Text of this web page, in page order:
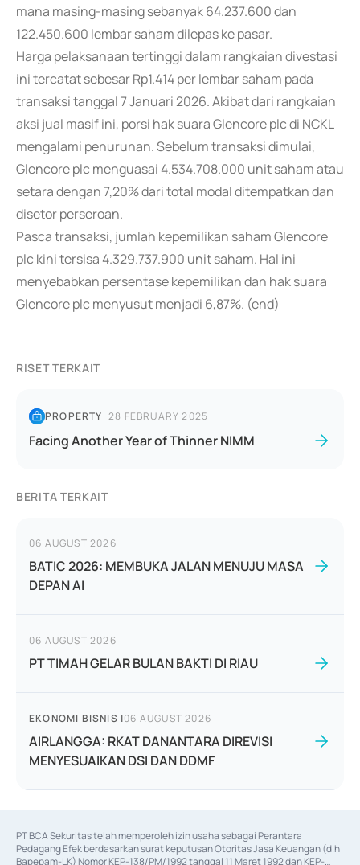
mana masing-masing sebanyak 64.237.600 dan
122.450.600 lembar saham dilepas ke pasar.
Harga pelaksanaan tertinggi dalam rangkaian divestasi
ini tercatat sebesar Rp1.414 per lembar saham pada
transaksi tanggal 7 Januari 2026. Akibat dari rangkaian
aksi jual masif ini, porsi hak suara Glencore plc di NCKL
mengalami penurunan. Sebelum transaksi dimulai,
Glencore plc menguasai 4.534.708.000 unit saham atau
setara dengan 7,20% dari total modal ditempatkan dan
disetor perseroan.
Pasca transaksi, jumlah kepemilikan saham Glencore
plc kini tersisa 4.329.737.900 unit saham. Hal ini
menyebabkan persentase kepemilikan dan hak suara
Glencore plc menyusut menjadi 6,87%. (end)
RISET TERKAIT
PROPERTY|28 FEBRUARY 2025
Facing Another Year of Thinner NIMM
BERITA TERKAIT
06 AUGUST 2026
BATIC 2026: MEMBUKA JALAN MENUJU MASA
DEPAN AI
06 AUGUST 2026
PT TIMAH GELAR BULAN BAKTI DI RIAU
EKONOMI BISNIS |06 AUGUST 2026
AIRLANGGA: RKAT DANANTARA DIREVISI
MENYESUAIKAN DSI DAN DDMF
PT BCA Sekuritas telah memperoleh izin usaha sebagai Perantara
Pedagang Efek berdasarkan surat keputusan Otoritas Jasa Keuangan (d.h
Bapepam-LK) Nomor KEP-138/PM/1992 tanggal 11 Maret 1992 dan KEP-